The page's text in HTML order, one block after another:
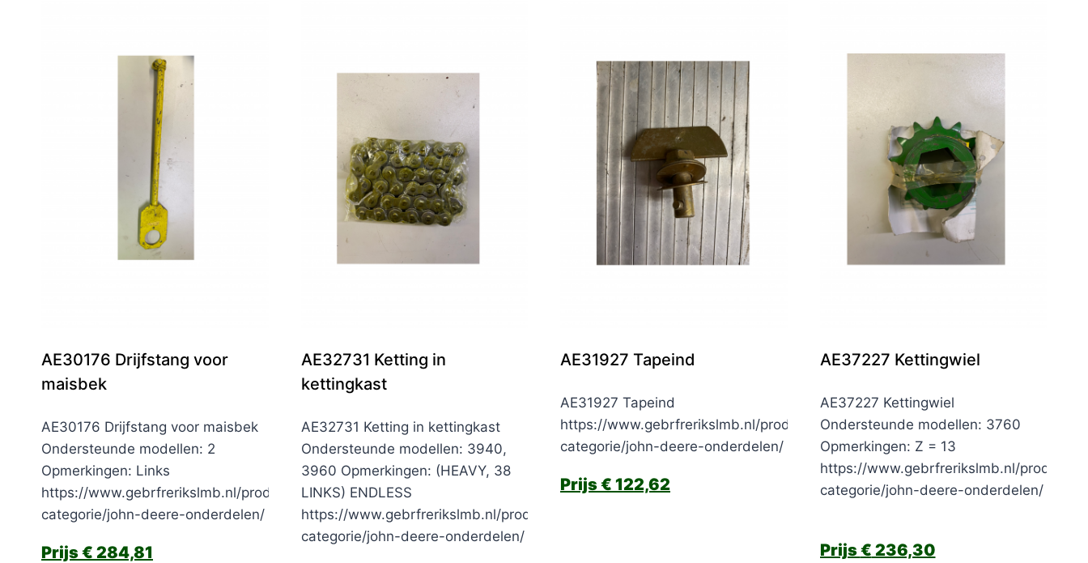
AE30176 Drijfstang voor
maisbek
AE30176 Drijfstang voor maisbek
Ondersteunde modellen: 2
Opmerkingen: Links
https://www.gebrfrerikslmb.nl/product-
categorie/john-deere-onderdelen/
€ 284,81
AE32731 Ketting in
kettingkast
AE32731 Ketting in kettingkast
Ondersteunde modellen: 3940,
3960 Opmerkingen: (HEAVY, 38
LINKS) ENDLESS
https://www.gebrfrerikslmb.nl/product-
categorie/john-deere-onderdelen/
AE31927 Tapeind
AE31927 Tapeind
https://www.gebrfrerikslmb.nl/product-
categorie/john-deere-onderdelen/
€ 122,62
AE37227 Kettingwiel
AE37227 Kettingwiel
Ondersteunde modellen: 3760
Opmerkingen: Z = 13
https://www.gebrfrerikslmb.nl/product-
categorie/john-deere-onderdelen/
€ 236,30